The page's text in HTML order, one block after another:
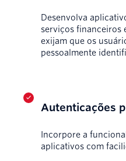
Desenvolva
serviços financeiros
exijam que os
pessoalmente
Autenticações
Incorpore a
aplicativos com